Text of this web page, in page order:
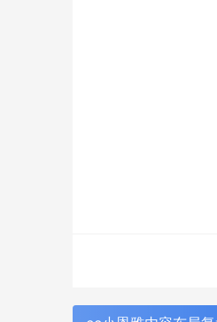
郑瑞妤，作为抖音
笑表演到生活琐事